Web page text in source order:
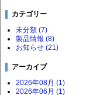
カテゴリー
未分類 (7)
製品情報 (8)
お知らせ (21)
アーカイブ
2026年08月 (1)
2026年06月 (1)